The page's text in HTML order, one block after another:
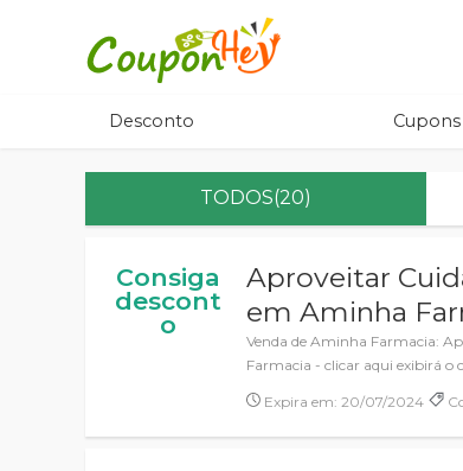
Desconto Cupons
TODOS(20)
Consiga
descont
o
Aproveitar
em Aminha
Venda de Aminha Farmacia:
Farmacia - clicar aqui exibirá o
Expira em: 20/07/2024